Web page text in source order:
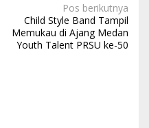
Pos berikutnya
Child Style Band Tampil
Memukau di Ajang Medan
Youth Talent PRSU ke-50